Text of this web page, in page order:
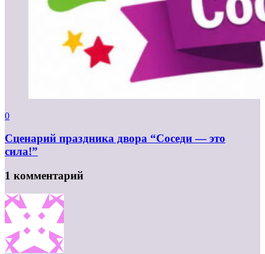
0
Сценарий праздника двора “Соседи — это
сила!”
1 комментарий